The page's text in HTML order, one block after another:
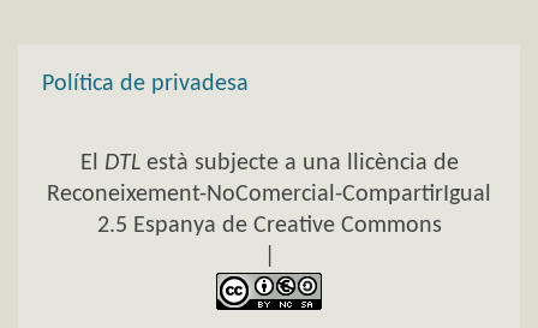
Política de privadesa
El DTLestà subjecte a una llicència de
Reconeixement-NoComercial-CompartirIgual
2.5 Espanya de Creative Commons